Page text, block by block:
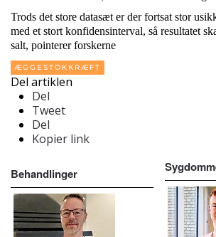
Trods det store datasæt er der fortsat stor
med et stort konfidensinterval, så resultatet
salt, pointerer forskerne
ÆGGESTOKKRÆFT
Del artiklen
Del
Tweet
Del
Kopier link
Behandlinger